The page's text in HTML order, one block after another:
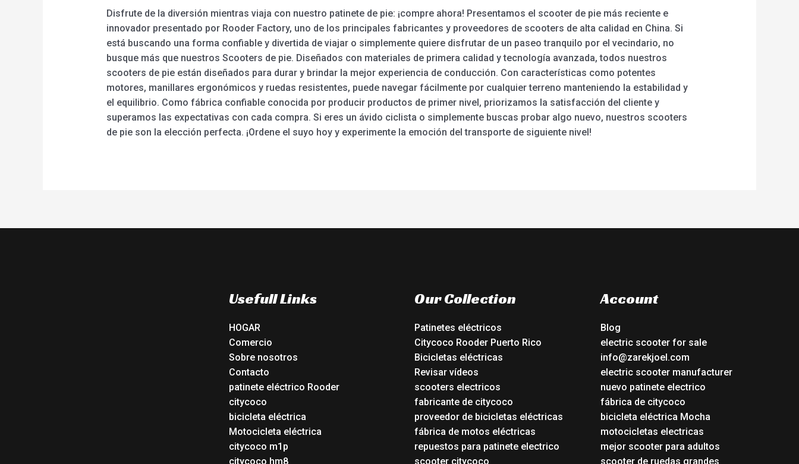
Disfrute de la diversión mientras viaja con nuestro patinete de pie: ¡compre ahora! Presentamos el scooter de pie más reciente e
innovador presentado por Rooder Factory, uno de los principales fabricantes y proveedores de scooters de alta calidad en China. Si
está buscando una forma confiable y divertida de viajar o simplemente quiere disfrutar de un paseo tranquilo por el vecindario, no
busque más que nuestros Scooters de pie. Diseñados con materiales de primera calidad y tecnología avanzada, todos nuestros
scooters de pie están diseñados para durar y brindar la mejor experiencia de conducción. Con características como potentes
motores, manillares ergonómicos y ruedas resistentes, puede navegar fácilmente por cualquier terreno manteniendo la estabilidad y
el equilibrio. Como fábrica confiable conocida por producir productos de primer nivel, priorizamos la satisfacción del cliente y
superamos las expectativas con cada compra. Si eres un ávido ciclista o simplemente buscas probar algo nuevo, nuestros scooters
de pie son la elección perfecta. ¡Ordene el suyo hoy y experimente la emoción del transporte de siguiente nivel!
Usefull Links
HOGAR
Comercio
Sobre nosotros
Contacto
patinete eléctrico Rooder
citycoco
bicicleta eléctrica
Motocicleta eléctrica
citycoco m1p
citycoco hm8
Our Collection
Patinetes eléctricos
Citycoco Rooder Puerto Rico
Bicicletas eléctricas
Revisar vídeos
scooters electricos
fabricante de citycoco
proveedor de bicicletas eléctricas
fábrica de motos eléctricas
repuestos para patinete electrico
scooter citycoco
Account
Blog
electric scooter for sale
info@zarekjoel.com
electric scooter manufacturer
nuevo patinete electrico
fábrica de citycoco
bicicleta eléctrica Mocha
motocicletas electricas
mejor scooter para adultos
scooter de ruedas grandes